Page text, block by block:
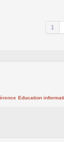
1
Education